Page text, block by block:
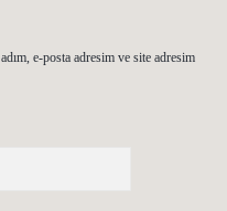
e-posta adresim ve site adresim